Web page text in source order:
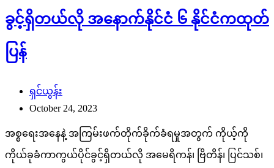
ခွင့်ရှိတယ်လို အနောက်နိုင်ငံ ၆ နိုင်ငံကထုတ်
ပြန်
ရှင်ယွန်း
October 24, 2023
အစ္စရေးအနေနဲ့ အကြမ်းဖက်တိုက်ခိုက်ခံရမှုအတွက် ကိုယ့်ကို
ကိုယ်ခုခံကာကွယ်ပိုင်ခွင့်ရှိတယ်လို အမေရိကန်၊ ဗြိတိန်၊ ပြင်သစ်၊